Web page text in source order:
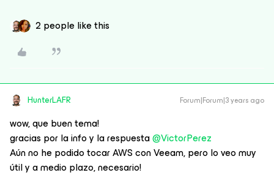
2 people like this
HunterLAFR Forum|Forum|3 years ago
wow, que buen tema!
gracias por la info y la respuesta@VictorPerez
Aún no he podido tocar AWS con Veeam, pero lo veo muy
útil y a medio plazo, necesario!